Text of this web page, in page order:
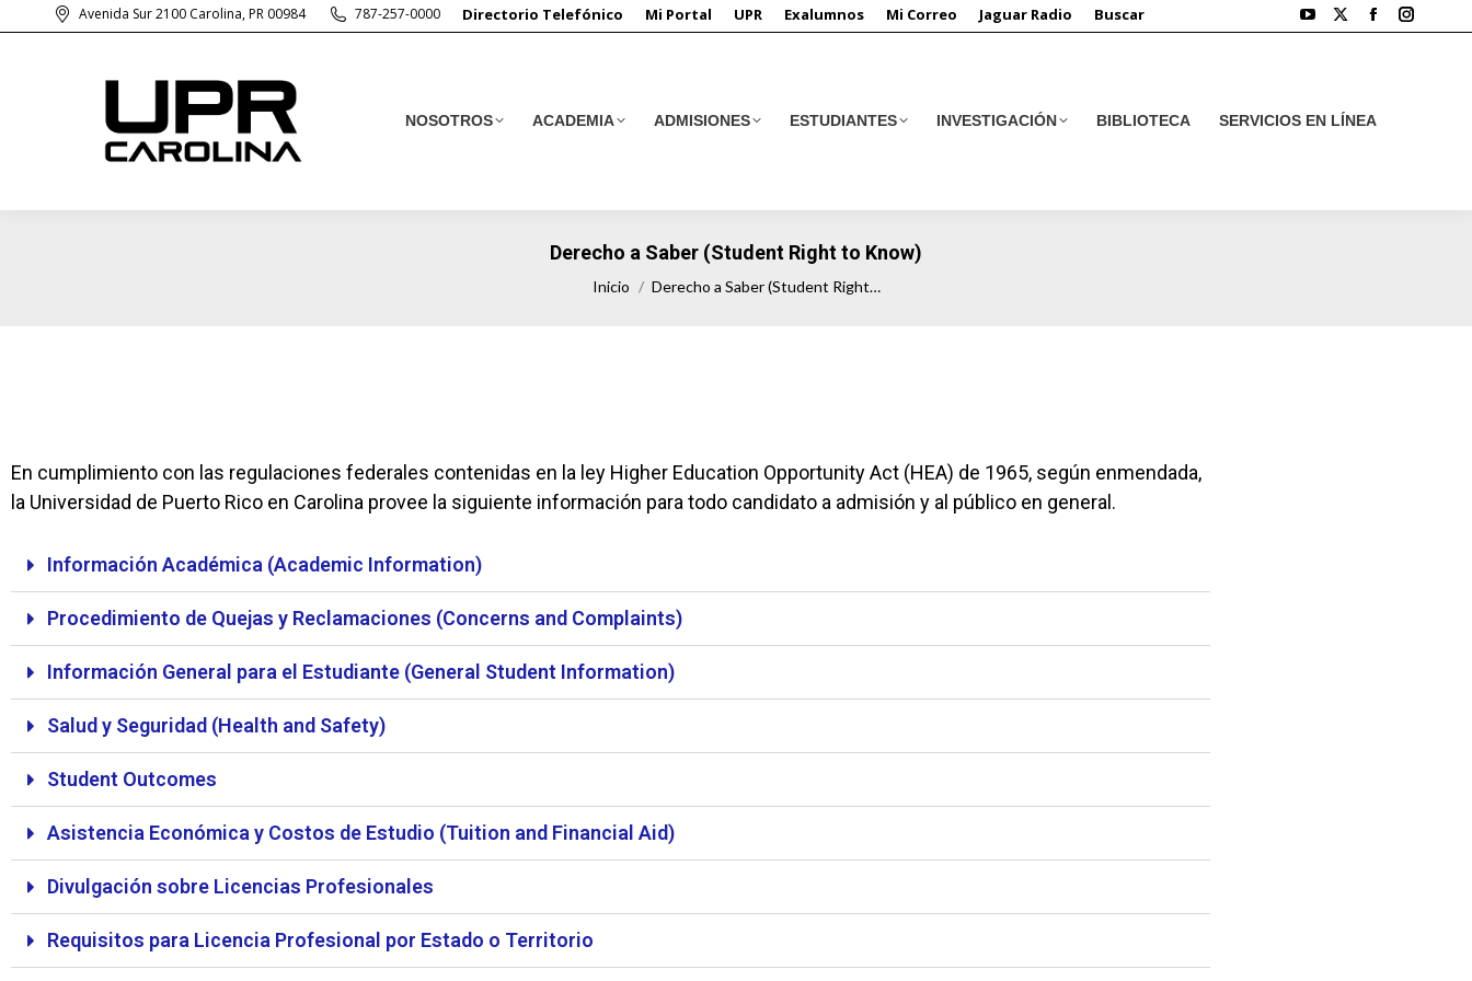
Avenida Sur 2100 Carolina, PR 00984 787-257-0000 Directorio Telefónico Mi Portal UPR Exalumnos Mi Correo Jaguar Radio Buscar
NOSOTROS ACADEMIA ADMISIONES ESTUDIANTES INVESTIGACIÓN BIBLIOTECA SERVICIOS EN LÍNEA
Derecho a Saber (Student Right to Know)
Estás aquí:
Inicio Derecho a Saber (Student Right…
En cumplimiento con las regulaciones federales contenidas en la ley Higher Education Opportunity Act (HEA) de 1965, según enmendada,
la Universidad de Puerto Rico en Carolina provee la siguiente información para todo candidato a admisión y al público en general.
Información Académica (Academic Information)
Procedimiento de Quejas y Reclamaciones (Concerns and Complaints)
Información General para el Estudiante (General Student Information)
Salud y Seguridad (Health and Safety)
Student Outcomes
Asistencia Económica y Costos de Estudio (Tuition and Financial Aid)
Divulgación sobre Licencias Profesionales
Requisitos para Licencia Profesional por Estado o Territorio
NOSOTROS ACADEMIA ADMISIONES ESTUDIANTES INVESTIGACIÓN BIBLIOTECA SERVICIOS EN LÍNEA